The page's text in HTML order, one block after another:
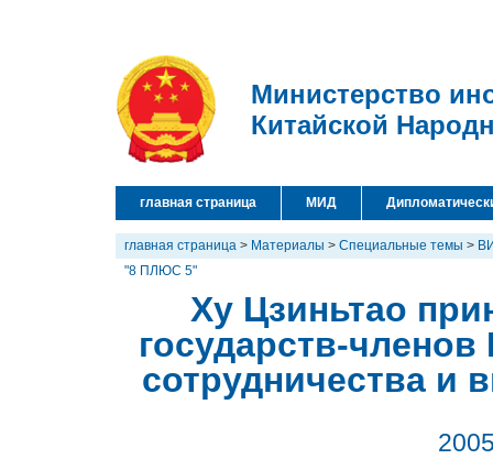
Министерство
Китайской
главная страница МИД
главная страница > Материалы > Специальные темы >
"8 ПЛЮС 5"
Ху Цзиньтао
государств-
сотрудничества и